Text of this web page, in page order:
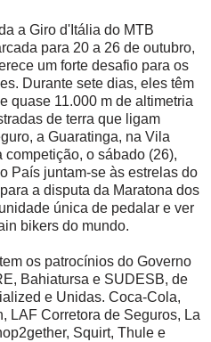
a Giro d'Itália do MTB
para 20 a 26 de outubro,
um forte desafio para os
Durante sete dias, eles têm
quase 11.000 m de altimetria
de terra que ligam
a Guaratinga, na Vila
o sábado (26),
País juntam-se às estrelas do
a disputa da Maratona dos
única de pedalar e ver
bikers do mundo.
os patrocínios do Governo
Bahiatursa e SUDESB, de
e Unidas. Coca-Cola,
LAF Corretora de Seguros, La
Squirt, Thule e